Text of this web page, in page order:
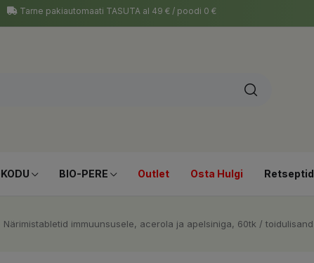
Tarne pakiautomaati TASUTA al 49 € / poodi 0 €
BIO-PERE Outlet Osta Hulgi Retseptid
Närimistabletid immuunsusele, acerola ja apelsiniga, 60tk / toidulisand